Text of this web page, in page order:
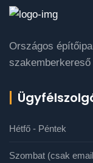
Országos
Hétfő - Péntek
Szombat (csak